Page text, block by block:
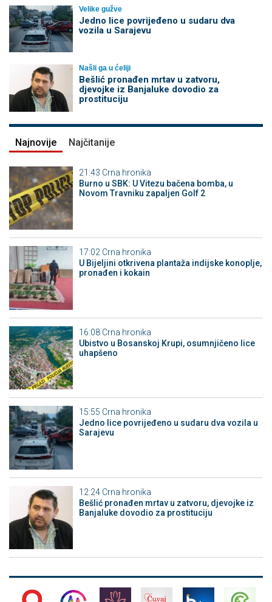
Velike gužve
Јedno lice povrijeđeno u sudaru dva
vozila u Sarajevu
Našli ga u ćeliji
Bešlić pronađen mrtav u zatvoru,
djevojke iz Banjaluke dovodio za
prostituciju
Najnovije Najčitanije
21:43 Crna hronika
Burno u SBK: U Vitezu bačena bomba, u
Novom Travniku zapaljen Golf 2
17:02 Crna hronika
​U Bijeljini otkrivena plantaža indijske konoplje,
pronađen i kokain
16:08 Crna hronika
Ubistvo u Bosanskoj Krupi, osumnjičeno lice
uhapšeno
15:55 Crna hronika
Јedno lice povrijeđeno u sudaru dva vozila u
Sarajevu
12:24 Crna hronika
Bešlić pronađen mrtav u zatvoru, djevojke iz
Banjaluke dovodio za prostituciju